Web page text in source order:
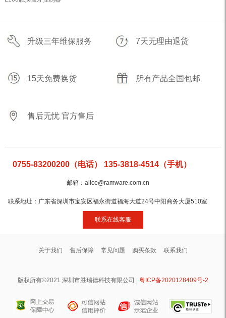
升级三年维保服务 7天无理由退货
15天免费换货 所有产品全国包邮
售后无忧 官方售后
0755-83200200（电话） 135-3818-4514（手机）
邮箱：alice@ramware.com.cn
联系地址：广东省深圳市宝安区福永街道福海大道24号中阳商务大厦510室
联系在线客服
关于我们 售后保障 常见问题 购买条款 联系我们
版权所有©2021 深圳市胜瑞德科技有限公司 | 粤ICP备2020128409号-2